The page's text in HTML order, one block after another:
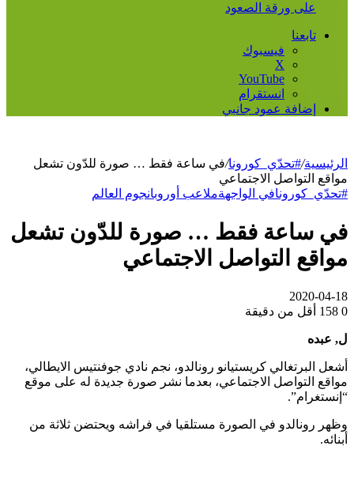
على ورقة الصعود
تابعنا
فيسبوك
‫X
‫YouTube
انستقرام
إضافة عمود جانبي
الرئيسية/#تحدّي_كورونا/في ساعة فقط … صورة للدّون تشعل
مواقع التواصل الاجتماعي
#تحدّي_كورونافي الواجهةملاعب أوروبانجوم العالم
في ساعة فقط … صورة للدّون تشعل
مواقع التواصل الاجتماعي
2020-04-18
0
أقل من دقيقة
ل, عبده
أشعل البرتغالي كريستيانو رونالدو، نجم نادي جوفنتيس الايطالي،
مواقع التواصل الاجتماعي، بعدما نشر صورة جديدة له على موقع
“إنستغرام”.
وظهر رونالدو في الصورة مستلقيا في فراشه ويحتضن ثلاثة من
أبنائه.